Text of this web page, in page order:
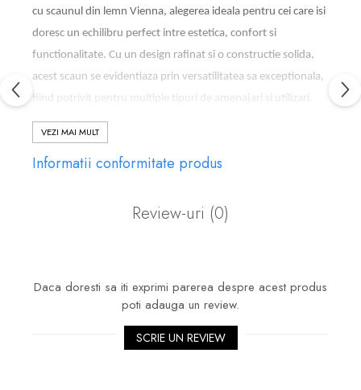
cu scaunul din lemn Vienna, alegerea ideala pentru cei care isi
doresc un echilibru perfect intre estetica, confort si
functionalitate. Cu un design rafinat si o constructie solida,
acest scaun se evidentiaza prin versatilitatea sa exceptionala,
fiind potrivit pentru multiple tipuri de amenajari si utilizari.
Design versatil care se adapteaza oricarui stil
usurinta in diverse stiluri de amenajare interioara. Fie ca ai un
Spatarul din lemn masiv, decorat cu model romb stilizat,
adauga un plus de personalitate si rafinament, transformand
VEZI MAI MULT
Informatii conformitate produs
Review-uri (0)
Daca doresti sa iti exprimi parerea despre acest produs
poti adauga un review.
SCRIE UN REVIEW